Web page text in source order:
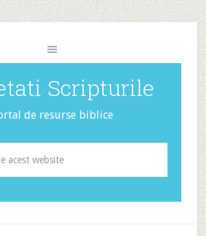
Scripturile
de resurse biblice